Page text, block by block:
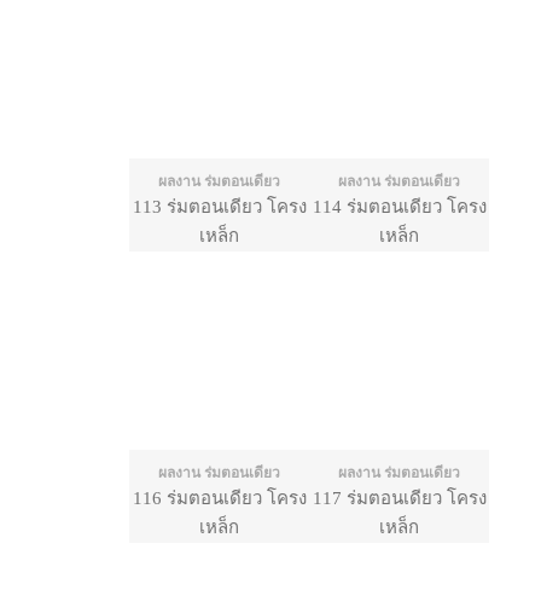
ผลงาน ร่มตอนเดียว
113 ร่มตอนเดียว โครง
เหล็ก
ผลงาน ร่มตอนเดียว
114 ร่มตอนเดียว โครง
เหล็ก
ผลงาน ร่มตอนเดียว
116 ร่มตอนเดียว โครง
เหล็ก
ผลงาน ร่มตอนเดียว
117 ร่มตอนเดียว โครง
เหล็ก